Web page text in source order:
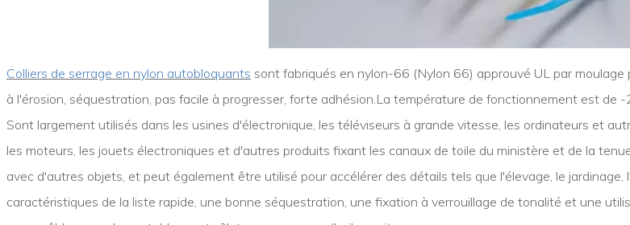
Colliers de serrage en nylon autobloquants sont fabriqués en nylon-66 (Nylon 66) approuvé UL par
à l'érosion, séquestration, pas facile à progresser, forte adhésion.La température de fonctionnement est de -
Sont largement utilisés dans les usines d'électronique, les téléviseurs à grande vitesse, les ordinateurs et
les moteurs, les jouets électroniques et d'autres produits fixant les canaux de toile du ministère et de la
avec d'autres objets, et peut également être utilisé pour accélérer des détails tels que l'élevage, le jardinage,
caractéristiques de la liste rapide, une bonne séquestration, une fixation à verrouillage de tonalité et une